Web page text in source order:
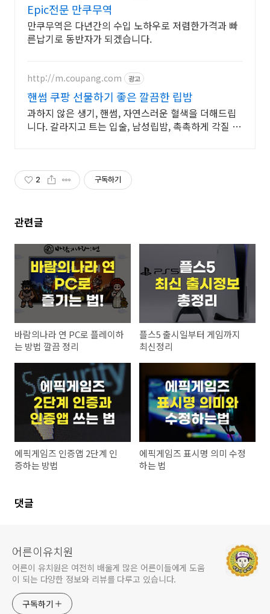
Epic전문 만쿠무역
만쿠무역은 다년간의 수입 노하우로 저렴한가격과 빠
른납기로 동반자가 되겠습니다.
http://m.coupang.com 광고
핸썸 쿠팡 선물하기 좋은 깔끔한 립밤
과하지 않은 생기, 핸썸, 자연스러운 혈색을 더해드립
니다. 갈라지고 트는 입술, 남성립밤, 촉촉하게 각질 없
2 구독하기
관련글
바람의나라 연 PC로 플레이하
는 방법 깔끔 정리
플스5 출시일부터 게임까지
최신정리
에픽게임즈 인증앱 2단계 인
증하는 방법
에픽게임즈 표시명 의미 수정
하는 법
댓글
어른이유치원
어른이 유치원은 여전히 배울게 많은 어른이들에게 도움
이 되는 다양한 정보와 리뷰를 다루고 있습니다.
구독하기